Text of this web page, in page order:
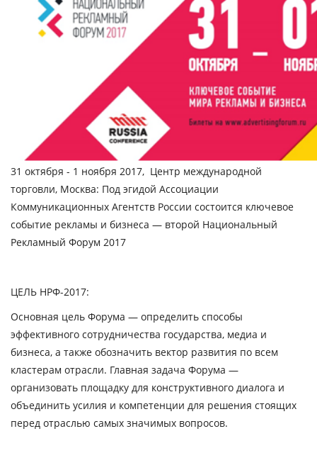
31 октября - 1 ноября 2017, Центр международной
торговли, Москва: Под эгидой Ассоциации
Коммуникационных Агентств России состоится ключевое
событие рекламы и бизнеса — второй Национальный
Рекламный Форум 2017
ЦЕЛЬ НРФ-2017:
Основная цель Форума — определить способы
эффективного сотрудничества государства, медиа и
бизнеса, а также обозначить вектор развития по всем
кластерам отрасли. Главная задача Форума —
организовать площадку для конструктивного диалога и
объединить усилия и компетенции для решения стоящих
перед отраслью самых значимых вопросов.